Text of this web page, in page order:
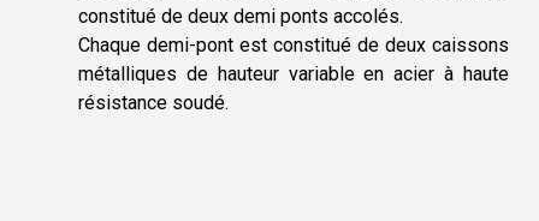
constitué de deux demi ponts accolés.
Chaque demi-pont est constitué de deux caissons
métalliques de hauteur variable en acier à haute
résistance soudé.